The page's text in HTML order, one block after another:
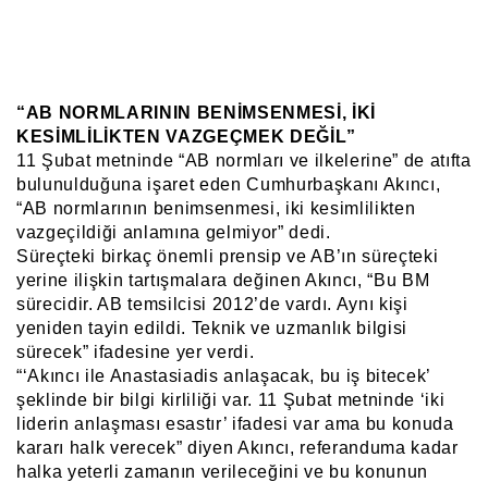
“AB NORMLARININ BENİMSENMESİ, İKİ
KESİMLİLİKTEN VAZGEÇMEK DEĞİL”
11 Şubat metninde “AB normları ve ilkelerine” de atıfta
bulunulduğuna işaret eden Cumhurbaşkanı Akıncı,
“AB normlarının benimsenmesi, iki kesimlilikten
vazgeçildiği anlamına gelmiyor” dedi.
Süreçteki birkaç önemli prensip ve AB’ın süreçteki
yerine ilişkin tartışmalara değinen Akıncı, “Bu BM
sürecidir. AB temsilcisi 2012’de vardı. Aynı kişi
yeniden tayin edildi. Teknik ve uzmanlık bilgisi
sürecek” ifadesine yer verdi.
“‘Akıncı ile Anastasiadis anlaşacak, bu iş bitecek’
şeklinde bir bilgi kirliliği var. 11 Şubat metninde ‘iki
liderin anlaşması esastır’ ifadesi var ama bu konuda
kararı halk verecek” diyen Akıncı, referanduma kadar
halka yeterli zamanın verileceğini ve bu konunun